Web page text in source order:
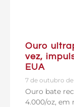
Ouro
vez,
EUA
7 de outubro
Ouro bate
4.000/oz, em